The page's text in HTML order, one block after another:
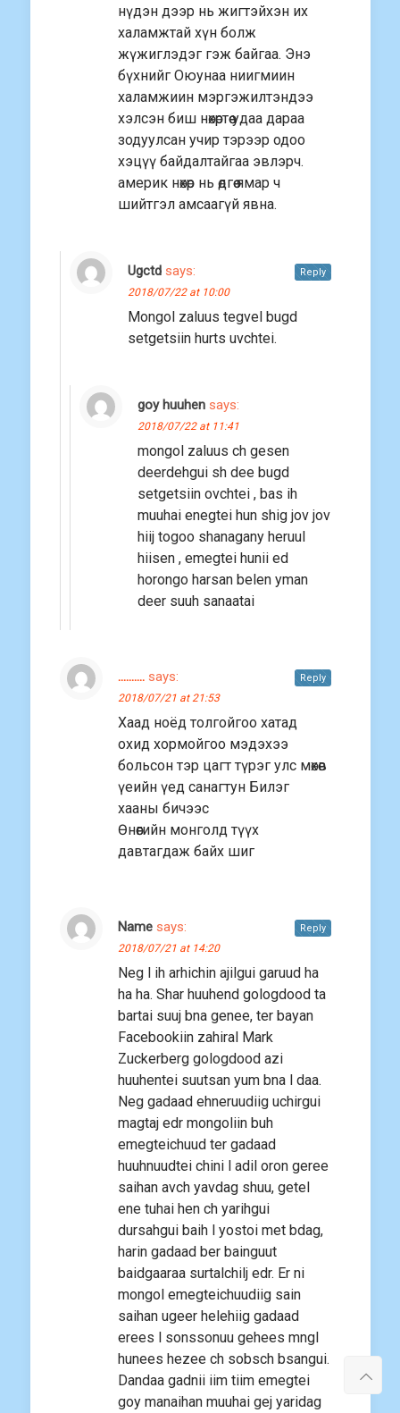
нүдэн дээр нь жигтэйхэн их
халамжтай хүн болж
жүжиглэдэг гэж байгаа. Энэ
бүхнийг Оюунаа ниигмиин
халамжиин мэргэжилтэндээ
хэлсэн биш нөхөртөө удаа дараа
зодуулсан учир тэрээр одоо
хэцүү байдалтайгаа эвлэрч.
америк нөхөр нь өдгөө ямар ч
шийтгэл амсаагүй явна.
Ugctd says:
2018/07/22 at 10:00
Mongol zaluus tegvel bugd
setgetsiin hurts uvchtei.
Reply
goy huuhen says:
2018/07/22 at 11:41
mongol zaluus ch gesen
deerdehgui sh dee bugd
setgetsiin ovchtei , bas ih
muuhai enegtei hun shig jov jov
hiij togoo shanagany heruul
hiisen , emegtei hunii ed
horongo harsan belen yman
deer suuh sanaatai
.......... says:
2018/07/21 at 21:53
Хаад ноёд толгойгоо хатад
охид хормойгоо мэдэхээ
больсон тэр цагт түрэг улс мөхөв
үеийн үед санагтун Билэг
хааны бичээс
Өнөөгийн монголд түүх
давтагдаж байх шиг
Reply
Name says:
2018/07/21 at 14:20
Neg l ih arhichin ajilgui garuud ha
ha ha. Shar huuhend gologdood ta
bartai suuj bna genee, ter bayan
Facebookiin zahiral Mark
Zuckerberg gologdood azi
huuhentei suutsan yum bna l daa.
Neg gadaad ehneruudiig uchirgui
magtaj edr mongoliin buh
emegteichuud ter gadaad
huuhnuudtei chini l adil oron geree
saihan avch yavdag shuu, getel
ene tuhai hen ch yarihgui
dursahgui baih l yostoi met bdag,
harin gadaad ber bainguut
baidgaaraa surtalchilj edr. Er ni
mongol emegteichuudiig sain
saihan ugeer helehiig gadaad
erees l sonssonuu gehees mngl
hunees hezee ch sobsch bsangui.
Dandaa gadnii iim tiim emegtei
goy manaihan muuhai gej yaridag
Reply